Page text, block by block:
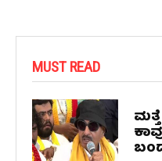
MUST READ